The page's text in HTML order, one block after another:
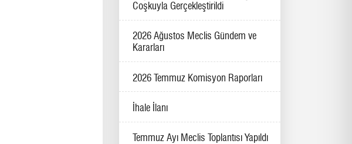
Coşkuyla Gerçekleştirildi
2026 Ağustos Meclis Gündem ve
Kararları
2026 Temmuz Komisyon Raporları
İhale İlanı
Temmuz Ayı Meclis Toplantısı Yapıldı